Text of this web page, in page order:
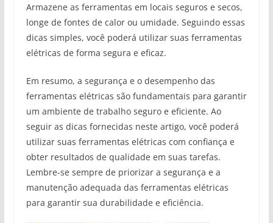
Armazene as ferramentas em locais seguros e secos,
longe de fontes de calor ou umidade. Seguindo essas
dicas simples, você poderá utilizar suas ferramentas
elétricas de forma segura e eficaz.
Em resumo, a segurança e o desempenho das
ferramentas elétricas são fundamentais para garantir
um ambiente de trabalho seguro e eficiente. Ao
seguir as dicas fornecidas neste artigo, você poderá
utilizar suas ferramentas elétricas com confiança e
obter resultados de qualidade em suas tarefas.
Lembre-se sempre de priorizar a segurança e a
manutenção adequada das ferramentas elétricas
para garantir sua durabilidade e eficiência.